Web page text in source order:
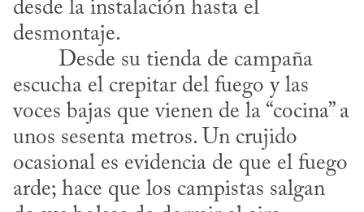
desde la instalación hasta el
desmontaje.
escucha el crepitar del fuego y las
voces bajas que vienen de la “cocina” a
unos sesenta metros. Un crujido
ocasional es evidencia de que el fuego
arde; hace que los campistas salgan